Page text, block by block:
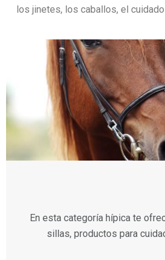
los jinetes, los caballos, el
En esta categoría hípica te
sillas, productos para